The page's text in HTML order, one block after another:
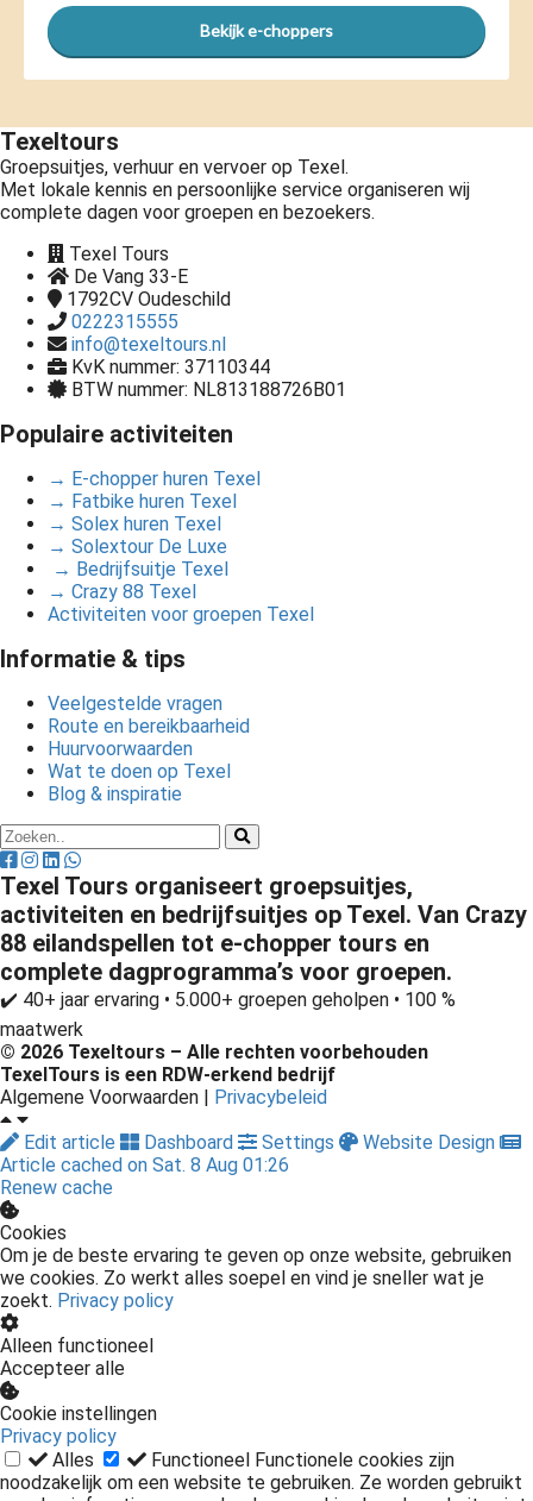
Bekijk e-choppers
Texeltours
Groepsuitjes, verhuur en vervoer op Texel.
Met lokale kennis en persoonlijke service organiseren wij
complete dagen voor groepen en bezoekers.
Texel Tours
De Vang 33-E
1792CV Oudeschild
0222315555
info@texeltours.nl
KvK nummer: 37110344
BTW nummer: NL813188726B01
Populaire activiteiten
→ E-chopper huren Texel
→ Fatbike huren Texel
→ Solex huren Texel
→ Solextour De Luxe
→ Bedrijfsuitje Texel
→ Crazy 88 Texel
Activiteiten voor groepen Texel
Informatie & tips
Veelgestelde vragen
Route en bereikbaarheid
Huurvoorwaarden
Wat te doen op Texel
Blog & inspiratie
Texel Tours organiseert groepsuitjes,
activiteiten en bedrijfsuitjes op Texel. Van Crazy
88 eilandspellen tot e-chopper tours en
complete dagprogramma’s voor groepen.
✔️ 40+ jaar ervaring • 5.000+ groepen geholpen • 100 %
maatwerk
© 2026 Texeltours – Alle rechten voorbehouden
TexelTours is een RDW-erkend bedrijf
Algemene Voorwaarden | Privacybeleid
Edit article
Dashboard Settings
Website Design
Article cached on Sat. 8 Aug 01:26
Renew cache
Cookies
Om je de beste ervaring te geven op onze website, gebruiken
we cookies. Zo werkt alles soepel en vind je sneller wat je
zoekt. Privacy policy
Alleen functioneel
Accepteer alle
Cookie instellingen
Privacy policy
Alles
Functioneel Functionele cookies zijn
noodzakelijk om een website te gebruiken. Ze worden gebruikt